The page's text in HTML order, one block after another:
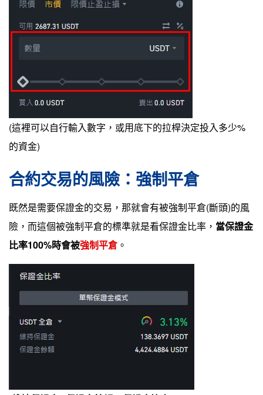
(這裡可以自行輸入數字，或用底下的拉桿決定投入多少%
的資金)
合約交易的風險：強制平倉
既然是需要保證金的交易，那就會有被強制平倉(斷頭)的風
險，而這個被強制平倉的標準就是看保證金比率， 當保證金
比率100%時會被強制平倉 。